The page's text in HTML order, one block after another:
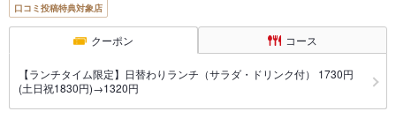
口コミ投稿特典対象店
クーポン コース
【ランチタイム限定】日替わりランチ（サラダ・ドリンク付） 1730円
(土日祝1830円)→1320円